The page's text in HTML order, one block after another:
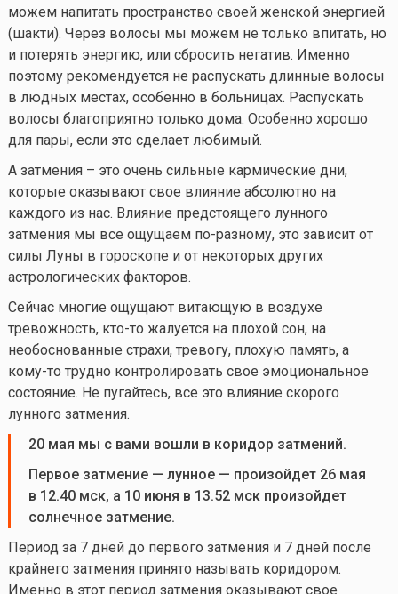
можем напитать пространство своей женской энергией
(шакти). Через волосы мы можем не только впитать, но
и потерять энергию, или сбросить негатив. Именно
поэтому рекомендуется не распускать длинные волосы
в людных местах, особенно в больницах. Распускать
волосы благоприятно только дома. Особенно хорошо
для пары, если это сделает любимый.
А затмения – это очень сильные кармические дни,
которые оказывают свое влияние абсолютно на
каждого из нас. Влияние предстоящего лунного
затмения мы все ощущаем по-разному, это зависит от
силы Луны в гороскопе и от некоторых других
астрологических факторов.
Сейчас многие ощущают витающую в воздухе
тревожность, кто-то жалуется на плохой сон, на
необоснованные страхи, тревогу, плохую память, а
кому-то трудно контролировать свое эмоциональное
состояние. Не пугайтесь, все это влияние скорого
лунного затмения.
20 мая мы с вами вошли в коридор затмений.
Первое затмение — лунное — произойдет 26 мая
в 12.40 мск, а 10 июня в 13.52 мск произойдет
солнечное затмение.
Период за 7 дней до первого затмения и 7 дней после
крайнего затмения принято называть коридором.
Именно в этот период затмения оказывают свое